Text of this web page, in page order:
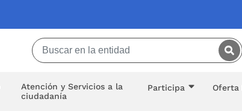
Atención y Servicios a la
ciudadanía
Participa Oferta